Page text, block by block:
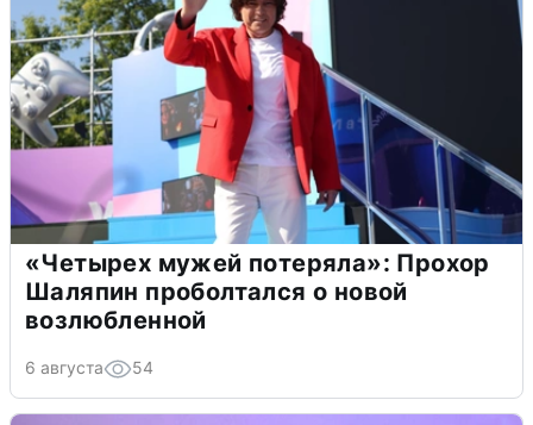
«Четырех мужей потеряла»: Прохор
Шаляпин проболтался о новой
возлюбленной
6 августа 54